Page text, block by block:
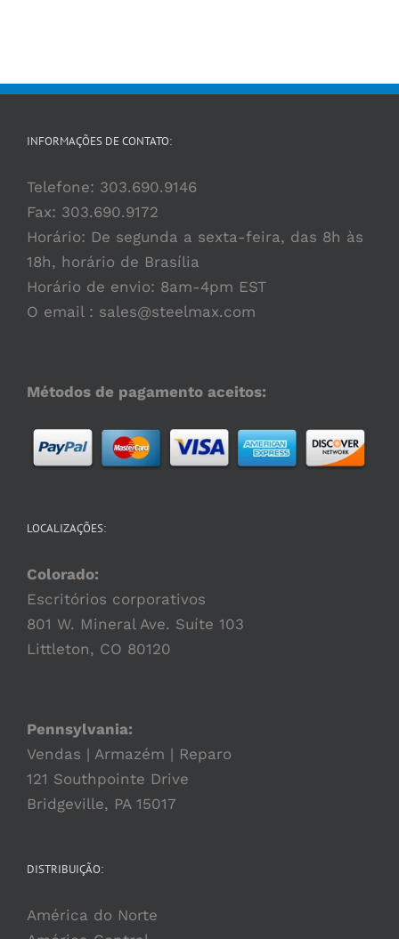
Welds
INFORMAÇÕES DE CONTATO:
Telefone: 303.690.9146
Fax: 303.690.9172
Horário: De segunda a sexta-feira, das 8h às
18h, horário de Brasília
Horário de envio: 8am-4pm EST
O email : sales@steelmax.com
Métodos de pagamento aceitos:
LOCALIZAÇÕES:
Colorado:
Escritórios corporativos
801 W. Mineral Ave. Suíte 103
Littleton, CO 80120
Pennsylvania:
Vendas | Armazém | Reparo
121 Southpointe Drive
Bridgeville, PA 15017
DISTRIBUIÇÃO:
América do Norte